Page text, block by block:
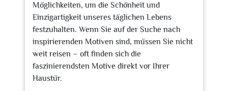
Möglichkeiten, um die Schönheit und
Einzigartigkeit unseres täglichen Lebens
festzuhalten. Wenn Sie auf der Suche nach
inspirierenden Motiven sind, müssen Sie nicht
weit reisen – oft finden sich die
faszinierendsten Motive direkt vor Ihrer
Haustür.